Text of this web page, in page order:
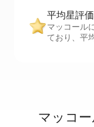
平均星評
マッコール
ており、平
マッコ